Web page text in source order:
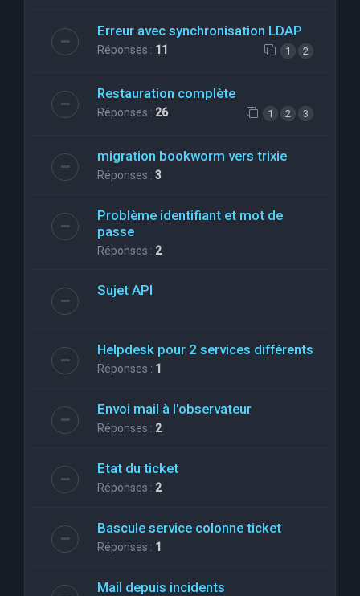
Erreur avec synchronisation LDAP
Réponses : 11 1 2
Restauration complète
Réponses : 26 1 2 3
migration bookworm vers trixie
Réponses : 3
Problème identifiant et mot de
passe
Réponses : 2
Sujet API
Helpdesk pour 2 services différents
Réponses : 1
Envoi mail à l'observateur
Réponses : 2
Etat du ticket
Réponses : 2
Bascule service colonne ticket
Réponses : 1
Mail depuis incidents